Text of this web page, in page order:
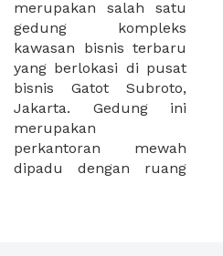
merupakan salah satu
gedung kompleks
kawasan bisnis terbaru
yang berlokasi di pusat
bisnis Gatot Subroto,
Jakarta. Gedung ini
merupakan
perkantoran mewah
dipadu dengan ruang
yang diintegrasi dengan
gedung 4 lantai sebagai
area ritel dan komersial.
Sangat ideal bagi para
pelaku bisnis untu
menjalankan aktifitas